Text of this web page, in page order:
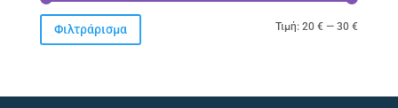
Φιλτράρισμα Τιμή:20 € —30 €